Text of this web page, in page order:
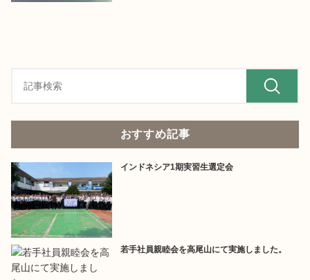
おすすめ記事
インドネシア1期実習生選定会
若手社員親睦会を高尾山にて実施しました。